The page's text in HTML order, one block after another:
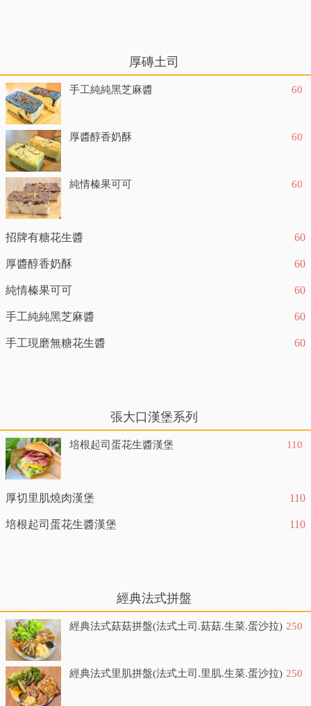
厚磚土司
手工純純黑芝麻醬 60
厚醬醇香奶酥 60
純情榛果可可 60
招牌有糖花生醬 60
厚醬醇香奶酥 60
純情榛果可可 60
手工純純黑芝麻醬 60
手工現磨無糖花生醬 60
張大口漢堡系列
培根起司蛋花生醬漢堡 110
厚切里肌燒肉漢堡 110
培根起司蛋花生醬漢堡 110
經典法式拼盤
經典法式菇菇拼盤(法式土司.菇菇.生菜.蛋沙拉) 250
經典法式里肌拼盤(法式土司.里肌.生菜.蛋沙拉) 250